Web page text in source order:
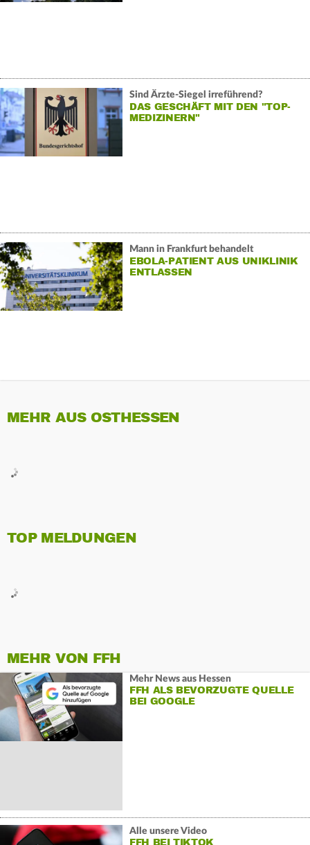
Sind Ärzte-Siegel irreführend?
DAS GESCHÄFT MIT DEN "TOP-
MEDIZINERN"
Mann in Frankfurt behandelt
EBOLA-PATIENT AUS UNIKLINIK
ENTLASSEN
MEHR AUS OSTHESSEN
TOP MELDUNGEN
MEHR VON FFH
Mehr News aus Hessen
FFH ALS BEVORZUGTE QUELLE
BEI GOOGLE
Alle unsere Video